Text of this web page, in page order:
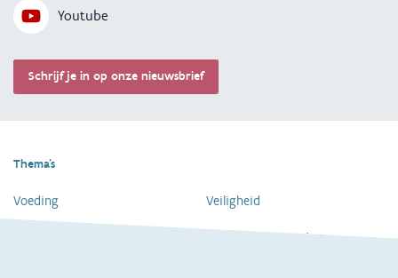
Youtube
Schrijf je in op onze nieuwsbrief
Thema's
Voeding Veiligheid
Dagelijkse verzorging